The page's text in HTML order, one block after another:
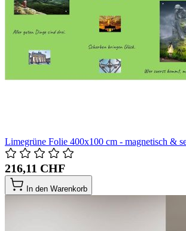
Limegrüne Folie 400x100 cm - magnetisch &
216,11 CHF
In den Warenkorb